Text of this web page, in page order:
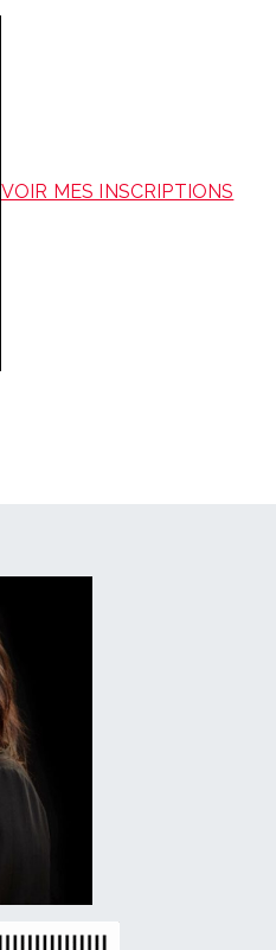
VOIR MES INSCRIPTIONS